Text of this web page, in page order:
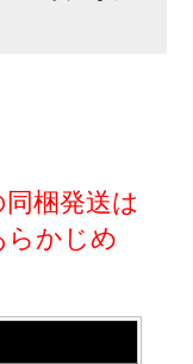
梱発送は
らかじめ